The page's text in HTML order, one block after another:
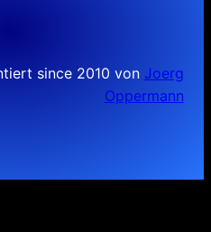
since 2010 von Joerg
Oppermann